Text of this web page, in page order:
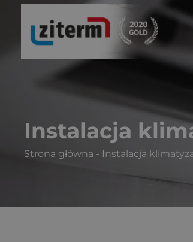
Przejdź
Instalacja
Strona główna - Instalacja